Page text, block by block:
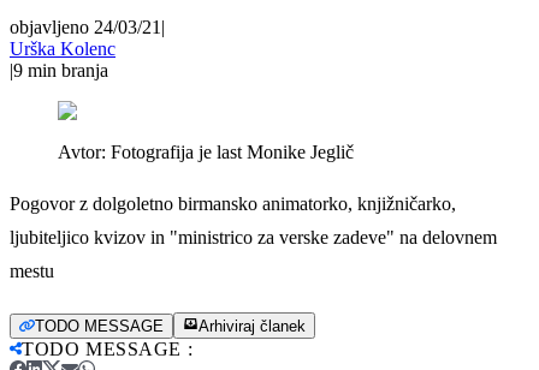
objavljeno 24/03/21 |
Urška Kolenc
|9 min branja
Avtor: Fotografija je last Monike Jeglič
Pogovor z dolgoletno birmansko animatorko, knjižničarko,
ljubiteljico kvizov in "ministrico za verske zadeve" na delovnem
mestu
TODO MESSAGE Arhiviraj članek
TODO MESSAGE :